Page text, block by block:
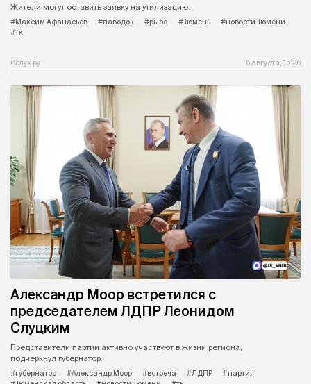
Жители могут оставить заявку на утилизацию.
#Максим Афанасьев
#паводок #рыба #Тюмень
#новости Тюмени
#тк
Вслух.ру 6 августа, 15:36
Александр Моор встретился с
председателем ЛДПР Леонидом
Слуцким
Представители партии активно участвуют в жизни региона,
подчеркнул губернатор.
#губернатор
#Александр Моор #встреча #ЛДПР
#партия